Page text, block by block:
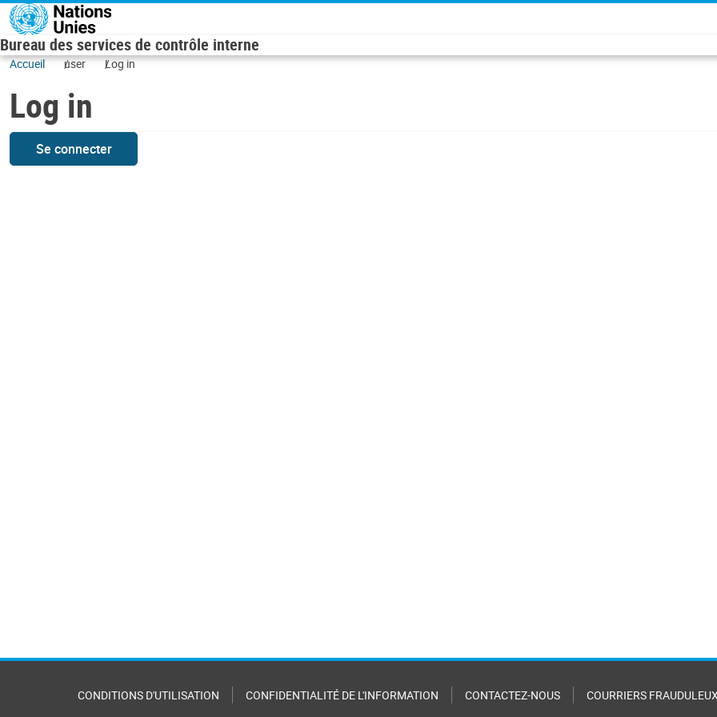
Skip to main content
Bureau des services de contrôle interne
Accueil user Log in
Log in
Se connecter
CONDITIONS D'UTILISATION CONFIDENTIALITÉ DE L'INFORMATION CONTACTEZ-NOUS COURRIERS